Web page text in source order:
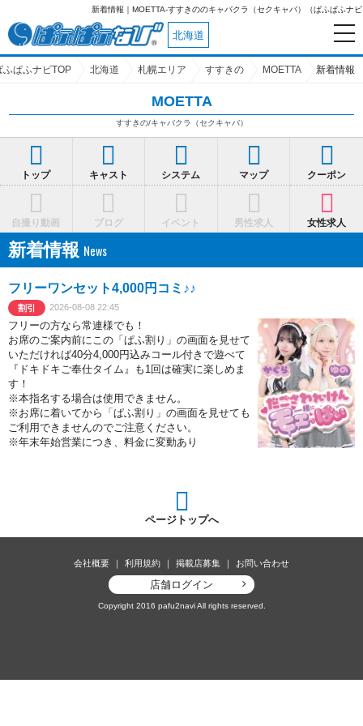
新着情報｜MOETTA-すすきののキャバクラ（セクキャバ）（ぱふぱふナビ
北海道
ふぱふナビTOP 北海道 札幌エリア すすきの MOETTA 新着情報
MOETTA
すすきの/キャバクラ（セクキャバ）
トップ キャスト システム マップ クーポン
自撮り動画 ブログ イベント 男性求人 女性求人
新着情報
フリーワンセット4,000円コミ♪♪
割引 2026-08-08 22:45
フリーの方なら常連様でも！
お席のご案内前にこの「ぱふ割り」の画面を見せて
いただければ40分4,000円込みコール付きで遊べて
『ドキドキご奉仕タイム』も1回は確実に楽しめま
す！
※本指名する場合は使用できません。
※お席に着いてから「ぱふ割り」の画面を見せても
ご利用できませんのでご注意ください。
※年末年始営業につき、料金に変動あり
ページトップへ
会社概要 利用規約 掲載店募集 お問い合わせ
店舗ログイン
Copyright 2016 pafu2navi All rights reserved.